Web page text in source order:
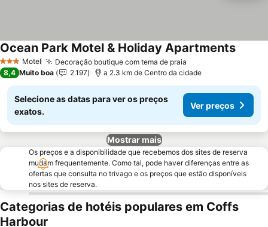
3 EstrelasMotel Decoração boutique com tema de praia
Ocean Park Motel & Holiday ApartmentsVer
8,4 Muito boa 2.197 a 2.3 km de Centro da cidade
Selecione as datas para ver os preços
exatos.
Ver preços
Mostrar mais
Os preços e a disponibilidade que recebemos dos sites de reserva
mudam frequentemente. Como tal, pode haver diferenças entre as
ofertas que consulta no trivago e os preços que estão disponíveis
nos sites de reserva.
Categorias de hotéis populares em Coffs
Harbour